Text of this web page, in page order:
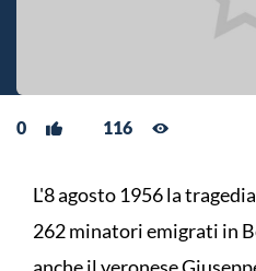
0 116
L'8 agosto 1956 la
262 minatori emigrati in